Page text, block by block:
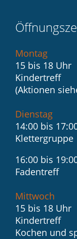
Montag
15 bis 18 Uhr
Kindertreff
(Aktionen
Dienstag
14:00 bis
Klettergruppe
16:00 bis
Fadentreff
Mittwoch
15 bis 18 Uhr
Kindertreff
Kochen und